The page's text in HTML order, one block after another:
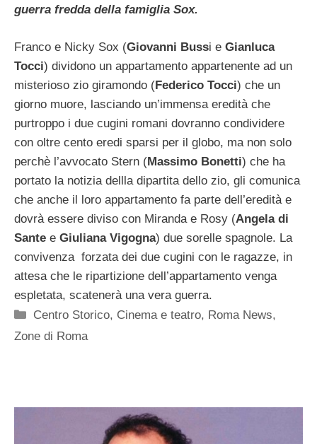
guerra fredda della famiglia Sox.
Franco e Nicky Sox (Giovanni Bussi e Gianluca
Tocci) dividono un appartamento appartenente ad un
misterioso zio giramondo (Federico Tocci) che un
giorno muore, lasciando un’immensa eredità che
purtroppo i due cugini romani dovranno condividere
con oltre cento eredi sparsi per il globo, ma non solo
perchè l’avvocato Stern (Massimo Bonetti) che ha
portato la notizia dellla dipartita dello zio, gli comunica
che anche il loro appartamento fa parte dell’eredità e
dovrà essere diviso con Miranda e Rosy (Angela di
Sante e Giuliana Vigogna) due sorelle spagnole. La
convivenza forzata dei due cugini con le ragazze, in
attesa che le ripartizione dell’appartamento venga
espletata, scatenerà una vera guerra.
Categorie
Centro Storico, Cinema e teatro, Roma News,
Zone di Roma